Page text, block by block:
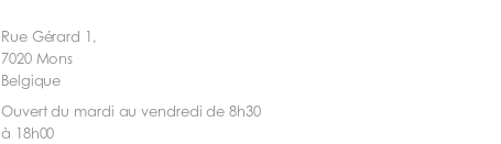
Rue Gérard 1,
7020 Mons
Belgique
Ouvert du mardi au vendredi de 8h30
à 18h00